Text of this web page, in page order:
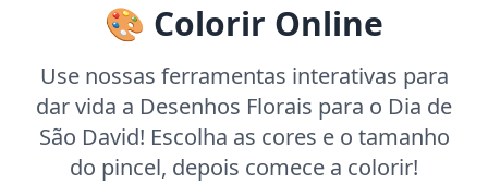
nos detalhes. Fácil de imprimir em casa!
🎨 Colorir Online
Use nossas ferramentas interativas para
dar vida a Desenhos Florais para o Dia de
São David! Escolha as cores e o tamanho
do pincel, depois comece a colorir!